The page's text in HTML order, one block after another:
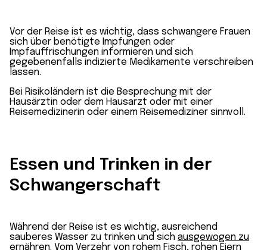
Vor der Reise ist es wichtig, dass schwangere Frauen
sich über benötigte Impfungen oder
Impfauffrischungen informieren und sich
gegebenenfalls indizierte Medikamente verschreiben
lassen.
Bei Risikoländern ist die Besprechung mit der
Hausärztin oder dem Hausarzt oder mit einer
Reisemedizinerin oder einem Reisemediziner sinnvoll.
Essen und Trinken in der
Schwangerschaft
Während der Reise ist es wichtig, ausreichend
sauberes Wasser zu trinken und sich ausgewogen zu
ernähren. Vom Verzehr von rohem Fisch, rohen Eiern